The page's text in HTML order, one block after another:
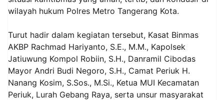
wilayah hukum Polres Metro Tangerang Kota.
Turut hadir dalam kegiatan tersebut, Kasat Binmas
AKBP Rachmad Hariyanto, S.E., M.M., Kapolsek
Jatiuwung Kompol Robiin, S.H., Danramil Cibodas
Mayor Andri Budi Negoro, S.H., Camat Periuk H.
Nanang Kosim, S.Sos., M.Si., Ketua MUI Kecamatan
Periuk, Lurah Gebang Raya, serta unsur masyarakat